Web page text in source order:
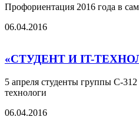
Профориентация 2016 года в
06.04.2016
«СТУДЕНТ И IT-
5 апреля студенты группы С-
технологи
06.04.2016